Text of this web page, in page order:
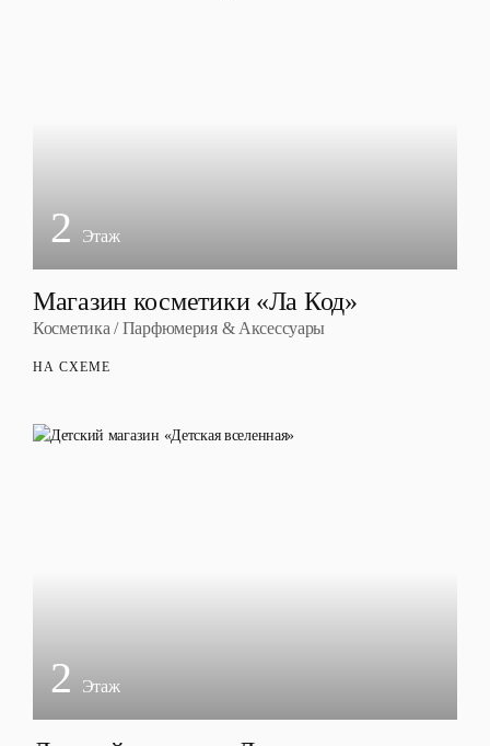
2 Этаж
Магазин косметики «Ла Код»
Косметика / Парфюмерия & Аксессуары
НА СХЕМЕ
2 Этаж